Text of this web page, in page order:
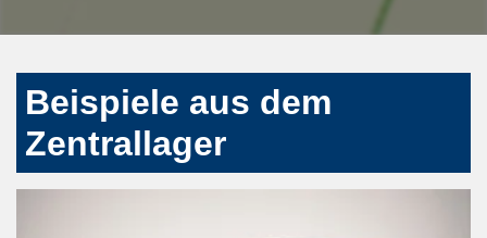
Beispiele aus dem
Zentrallager